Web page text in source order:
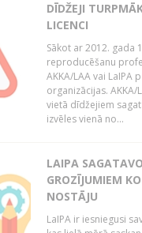
DĪDŽEJI
LICENCI
Sākot ar 2012. gada
reproducēšanu
AKKA/LAA vai LaIPA
organizācijas.
vietā dīdžejiem
izvēles vienā no...
LAIPA
GROZĪJUMIEM
NOSTĀJU
LaIPA ir iesniegusi